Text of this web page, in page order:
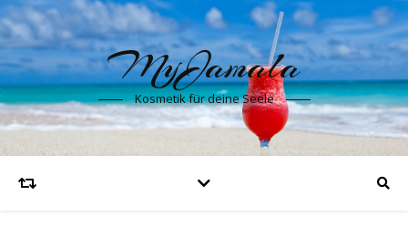
MyJamala
Kosmetik für deine Seele